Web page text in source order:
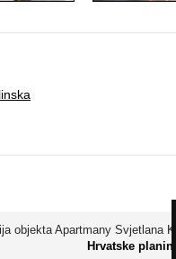
objekta Apartmany Svjetlana
Hrvatske